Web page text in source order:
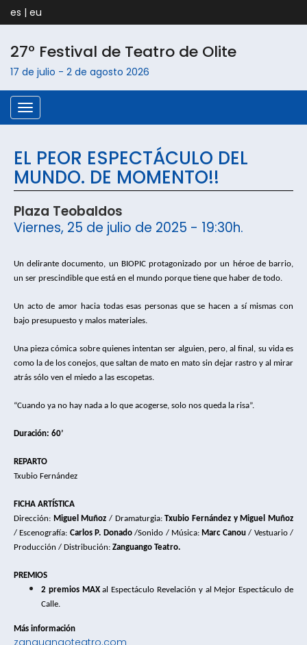
es | eu
27º Festival de Teatro de Olite
17 de julio - 2 de agosto 2026
Menú
EL PEOR ESPECTÁCULO DEL
MUNDO. DE MOMENTO!!
Plaza Teobaldos
Viernes, 25 de julio de 2025 - 19:30h.
Un delirante documento, un BIOPIC protagonizado por un héroe de barrio,
un ser prescindible que está en el mundo porque tiene que haber de todo.
Un acto de amor hacia todas esas personas que se hacen a sí mismas con
bajo presupuesto y malos materiales.
Una pieza cómica sobre quienes intentan ser alguien, pero, al final, su vida es
como la de los conejos, que saltan de mato en mato sin dejar rastro y al mirar
atrás sólo ven el miedo a las escopetas.
“Cuando ya no hay nada a lo que acogerse, solo nos queda la risa”.
Duración: 60’
REPARTO
Txubio Fernández
FICHA ARTÍSTICA
Dirección: Miguel Muñoz / Dramaturgia:
/ Escenografía: Carlos P. Donado /Sonido / Música: Marc Canou / Vestuario/
Producción / Distribución: Zanguango Teatro.
PREMIOS
2 premios MAX al Espectáculo Revelación y al Mejor Espectáculo de
Calle.
Más información
zanguangoteatro.com